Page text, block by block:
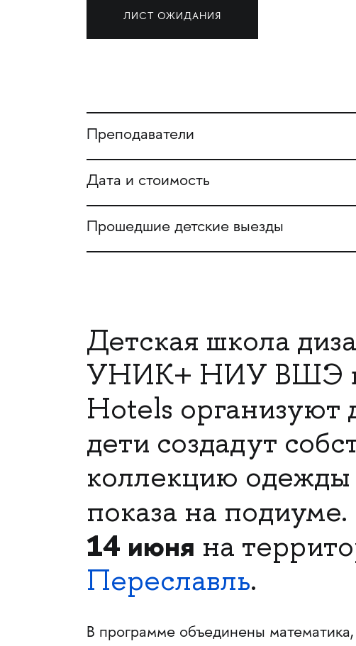
ЛИСТ ОЖИДАНИЯ
Преподаватели
Дата и стоимость
Прошедшие детские выезды
Детская школа
УНИК+ НИУ ВШЭ в
Hotels организуют
дети создадут
коллекцию одежды
показа на
14 июня на
Переславль.
В программе объединены